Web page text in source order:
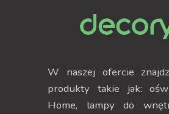
W naszej ofercie
produkty takie jak:
Home, lampy do